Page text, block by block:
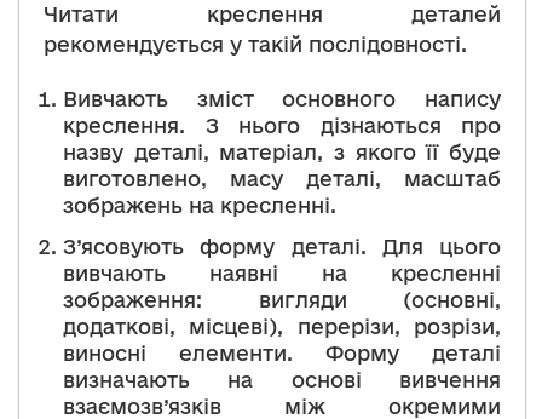
Читати креслення деталей
рекомендується у такій послідовності.
Вивчають зміст основного напису
креслення. З нього дізнаються про
назву деталі, матеріал, з якого її буде
виготовлено, масу деталі, масштаб
зображень на кресленні.
З’ясовують форму деталі. Для цього
вивчають наявні на кресленні
зображення: вигляди (основні,
додаткові, місцеві), перерізи, розрізи,
виносні елементи. Форму деталі
визначають на основі вивчення
взаємозв’язків між окремими